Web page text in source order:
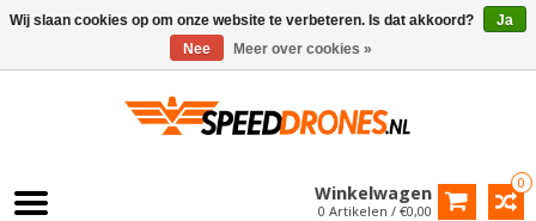
0
Winkelwagen
0 Artikelen / €0,00
Wij slaan cookies op om onze website te verbeteren. Is dat akkoord?
Ja
Nee
Meer over cookies »